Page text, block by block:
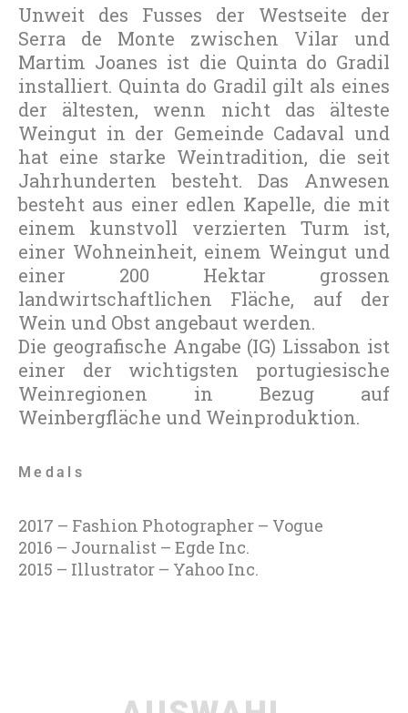
Unweit des Fusses der Westseite der
Serra de Monte zwischen Vilar und
Martim Joanes ist die Quinta do Gradil
installiert. Quinta do Gradil gilt als eines
der ältesten, wenn nicht das älteste
Weingut in der Gemeinde Cadaval und
hat eine starke Weintradition, die seit
Jahrhunderten besteht. Das Anwesen
besteht aus einer edlen Kapelle, die mit
einem kunstvoll verzierten Turm ist,
einer Wohneinheit, einem Weingut und
einer 200 Hektar grossen
landwirtschaftlichen Fläche, auf der
Wein und Obst angebaut werden.
Die geografische Angabe (IG) Lissabon ist
einer der wichtigsten portugiesische
Weinregionen in Bezug auf
Weinbergfläche und Weinproduktion.
Medals
2017 – Fashion Photographer – Vogue
2016 – Journalist – Egde Inc.
2015 – Illustrator – Yahoo Inc.